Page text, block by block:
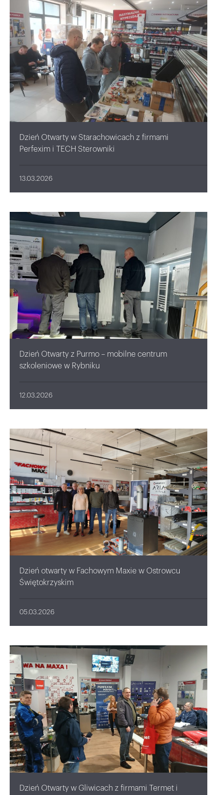
Dzień Otwarty w Starachowicach z firmami
Perfexim i TECH Sterowniki
13.03.2026
Dzień Otwarty z Purmo – mobilne centrum
szkoleniowe w Rybniku
12.03.2026
Dzień otwarty w Fachowym Maxie w Ostrowcu
Świętokrzyskim
05.03.2026
Dzień Otwarty w Gliwicach z firmami Termet i